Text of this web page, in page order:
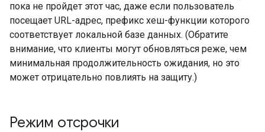
пока не пройдет этот час, даже если пользователь
посещает URL-адрес, префикс хеш-функции которого
соответствует локальной базе данных. (Обратите
внимание, что клиенты могут обновляться реже, чем
минимальная продолжительность ожидания, но это
может отрицательно повлиять на защиту.)
Режим отсрочки